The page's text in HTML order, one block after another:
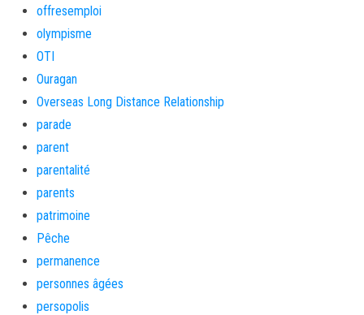
offresemploi
olympisme
OTI
Ouragan
Overseas Long Distance Relationship
parade
parent
parentalité
parents
patrimoine
Pêche
permanence
personnes âgées
persopolis